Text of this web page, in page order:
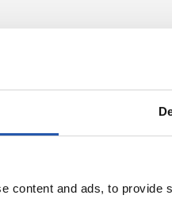
content and ads, to